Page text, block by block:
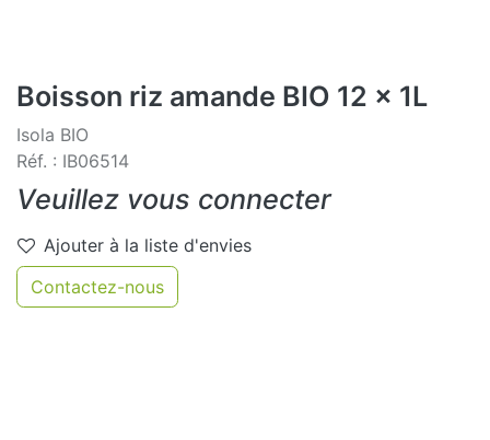
Boisson riz amande BIO 12 x 1L
Isola BIO
Réf. : IB06514
Veuillez vous connecter
Ajouter à la liste d'envies
Contactez-nous